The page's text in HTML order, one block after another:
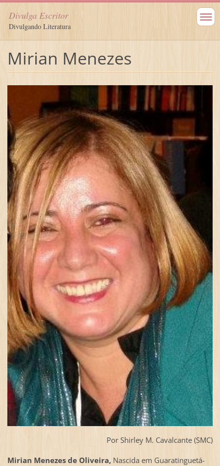
Divulga Escritor
Divulgando Literatura
Mirian Menezes
Por Shirley M. Cavalcante (SMC)
Mirian Menezes de Oliveira, Nascida em Guaratinguetá-